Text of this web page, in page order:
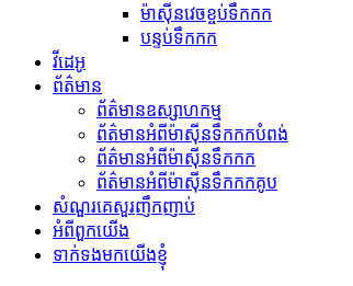
ម៉ាស៊ីនវេចខ្ចប់ទឹកកក
បន្ទប់ទឹកកក
វីដេអូ
ព័ត៌មាន
ព័ត៌មានឧស្សាហកម្ម
ព័ត៌មានអំពីម៉ាស៊ីនទឹកកកបំពង់
ព័ត៌មានអំពីម៉ាស៊ីនទឹកកក
ព័ត៌មានអំពីម៉ាស៊ីនទឹកកកគូប
សំណួរគេសួរញឹកញាប់
អំពីពួកយើង
ទាក់ទងមកយើងខ្ញុំ